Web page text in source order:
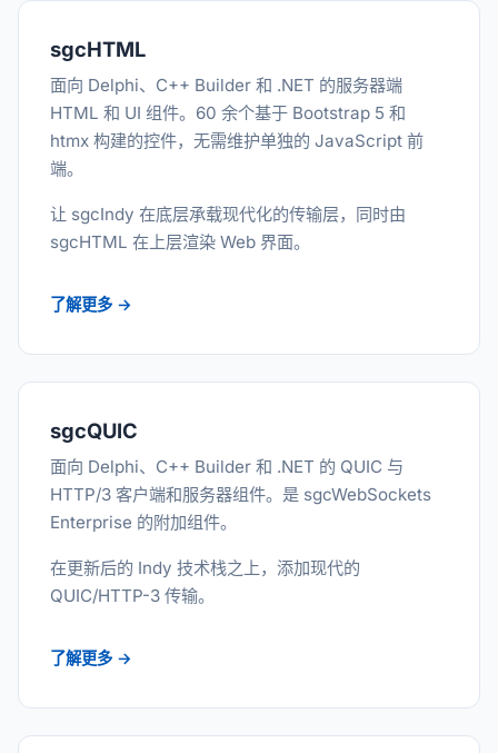
sgcHTML
面向 Delphi、C++ Builder 和 .NET 的服务器端
HTML 和 UI 组件。60 余个基于 Bootstrap 5 和
htmx 构建的控件，无需维护单独的 JavaScript 前
端。
让 sgcIndy 在底层承载现代化的传输层，同时由
sgcHTML 在上层渲染 Web 界面。
了解更多 →
sgcQUIC
面向 Delphi、C++ Builder 和 .NET 的 QUIC 与
HTTP/3 客户端和服务器组件。是 sgcWebSockets
Enterprise 的附加组件。
在更新后的 Indy 技术栈之上，添加现代的
QUIC/HTTP-3 传输。
了解更多 →